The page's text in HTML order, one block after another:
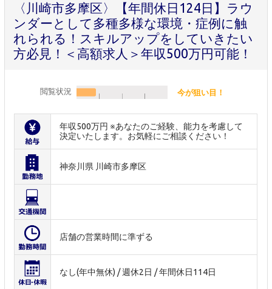
〈川崎市多摩区〉【年間休日124日】ラウ
ンダーとして多種多様な環境・症例に触
れられる！スキルアップをしていきたい
方必見！＜高額求人＞年収500万円可能！
閲覧状況 今が狙い目！
年収500万円 ※あなたのご経験、能力を考慮して
決定いたします。お気軽にご相談ください！
神奈川県 川崎市多摩区
店舗の営業時間に準ずる
なし(年中無休) / 週休2日 / 年間休日114日